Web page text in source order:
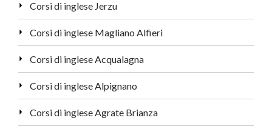
Corsi di inglese Jerzu
Corsi di inglese Magliano Alfieri
Corsi di inglese Acqualagna
Corsi di inglese Alpignano
Corsi di inglese Agrate Brianza